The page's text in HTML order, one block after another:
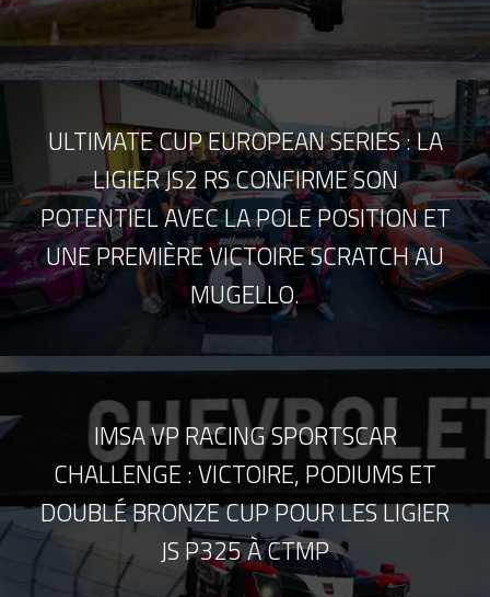
ULTIMATE CUP EUROPEAN SERIES : LA
LIGIER JS2 RS CONFIRME SON
POTENTIEL AVEC LA POLE POSITION ET
UNE PREMIÈRE VICTOIRE SCRATCH AU
MUGELLO.
IMSA VP RACING SPORTSCAR
CHALLENGE : VICTOIRE, PODIUMS ET
DOUBLÉ BRONZE CUP POUR LES LIGIER
JS P325 À CTMP